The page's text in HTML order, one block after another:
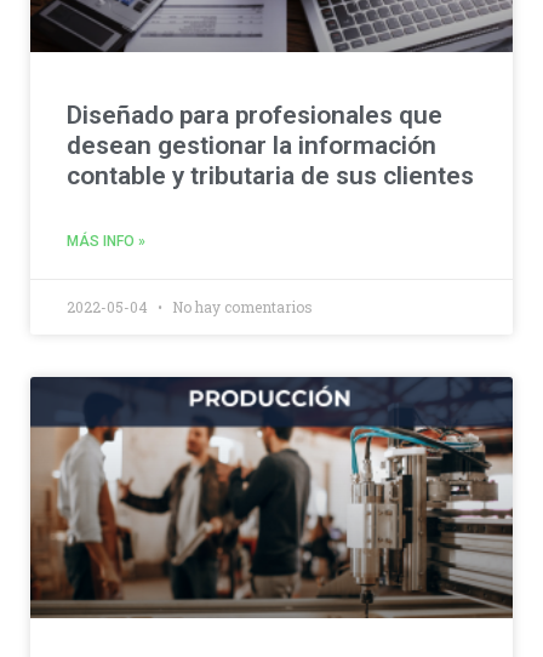
Diseñado para profesionales que
desean gestionar la información
contable y tributaria de sus clientes
MÁS INFO »
2022-05-04 No hay comentarios